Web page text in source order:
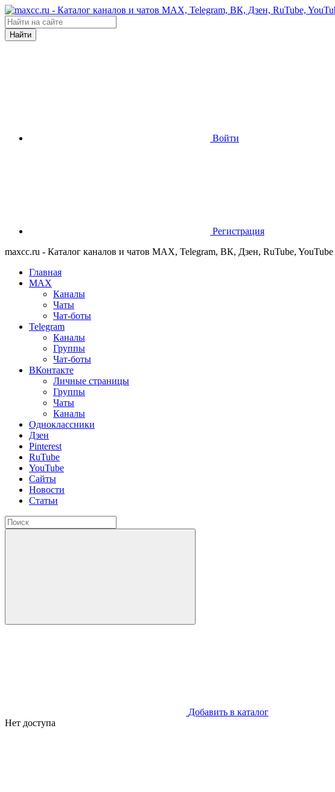
Найти
Войти
Регистрация
maxcc.ru - Каталог каналов и чатов MAX, Telegram, ВК, Дзен, RuTube, YouTube
Главная
MAX
Каналы
Чаты
Чат-боты
Telegram
Каналы
Группы
Чат-боты
ВКонтакте
Личные страницы
Группы
Чаты
Каналы
Одноклассники
Дзен
Pinterest
RuTube
YouTube
Сайты
Новости
Статьи
Добавить в каталог
Нет доступа